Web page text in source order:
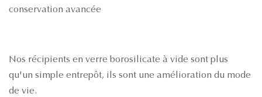
conservation avancée
Nos récipients en verre borosilicate à vide sont plus
qu'un simple entrepôt, ils sont une amélioration du mode
de vie.